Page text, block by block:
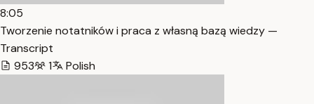
8:05
Tworzenie notatników i praca z własną bazą wiedzy —
Transcript
953
1 Polish